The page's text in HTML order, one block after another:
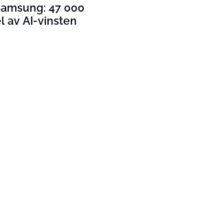
47 000
av AI-vinsten